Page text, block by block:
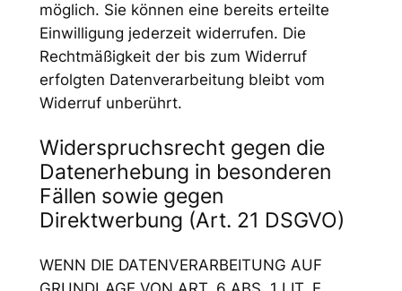
möglich. Sie können eine bereits erteilte
Einwilligung jederzeit widerrufen. Die
Rechtmäßigkeit der bis zum Widerruf
erfolgten Datenverarbeitung bleibt vom
Widerruf unberührt.
Widerspruchsrecht gegen die
Datenerhebung in besonderen
Fällen sowie gegen
Direktwerbung (Art. 21 DSGVO)
WENN DIE DATENVERARBEITUNG AUF